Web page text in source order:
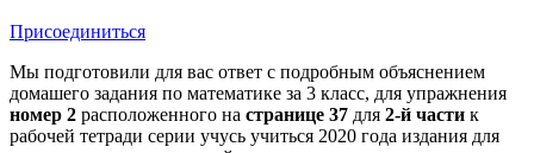
Присоединиться
Мы подготовили для вас ответ c подробным объяснением
домашего задания по математике за 3 класс, для упражнения
номер 2 расположенного на странице 37 для 2-й части к
рабочей тетради серии учусь учиться 2020 года издания для